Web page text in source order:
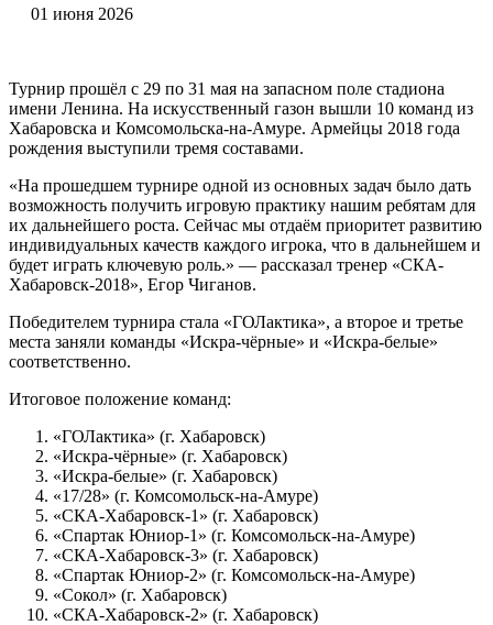
01 июня 2026
Турнир прошёл с 29 по 31 мая на запасном поле стадиона
имени Ленина. На искусственный газон вышли 10 команд из
Хабаровска и Комсомольска‑на‑Амуре. Армейцы 2018 года
рождения выступили тремя составами.
«На прошедшем турнире одной из основных задач было дать
возможность получить игровую практику нашим ребятам для
их дальнейшего роста. Сейчас мы отдаём приоритет развитию
индивидуальных качеств каждого игрока, что в дальнейшем и
будет играть ключевую роль.» — рассказал тренер «СКА-
Хабаровск-2018», Егор Чиганов.
Победителем турнира стала «ГОЛактика», а второе и третье
места заняли команды «Искра‑чёрные» и «Искра‑белые»
соответственно.
Итоговое положение команд:
«ГОЛактика» (г. Хабаровск)
«Искра‑чёрные» (г. Хабаровск)
«Искра‑белые» (г. Хабаровск)
«17/28» (г. Комсомольск‑на‑Амуре)
«СКА‑Хабаровск‑1» (г. Хабаровск)
«Спартак Юниор‑1» (г. Комсомольск‑на‑Амуре)
«СКА‑Хабаровск‑3» (г. Хабаровск)
«Спартак Юниор‑2» (г. Комсомольск‑на‑Амуре)
«Сокол» (г. Хабаровск)
«СКА‑Хабаровск‑2» (г. Хабаровск)